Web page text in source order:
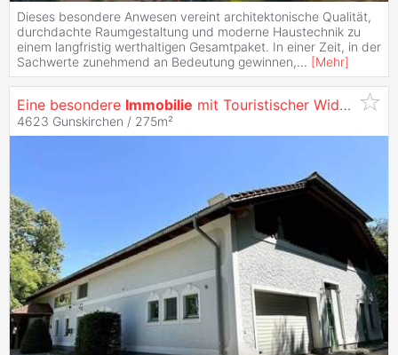
Dieses besondere Anwesen vereint architektonische Qualität,
durchdachte Raumgestaltung und moderne Haustechnik zu
einem langfristig werthaltigen Gesamtpaket. In einer Zeit, in der
Sachwerte zunehmend an Bedeutung gewinnen,... [Mehr]
Eine besondere Immobilie mit Touristischer Widmung
4623 Gunskirchen / 275m²